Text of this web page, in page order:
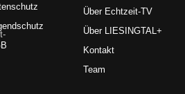
Über Echtzeit-TV
Über LIESINGTAL+
Kontakt
Team